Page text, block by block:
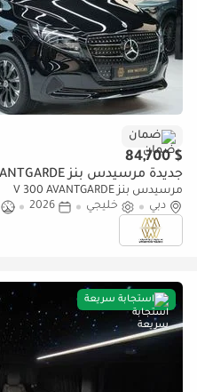
ضمان
$ 84,700
جديدة مرسيدس بنز V 300 AVANTGARDE
مرسيدس بنز V 300 AVANTGARDE
دبي
خليجي 2026
استجابة سريعة